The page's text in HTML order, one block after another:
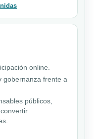
online.
gobernanza frente a
públicos,